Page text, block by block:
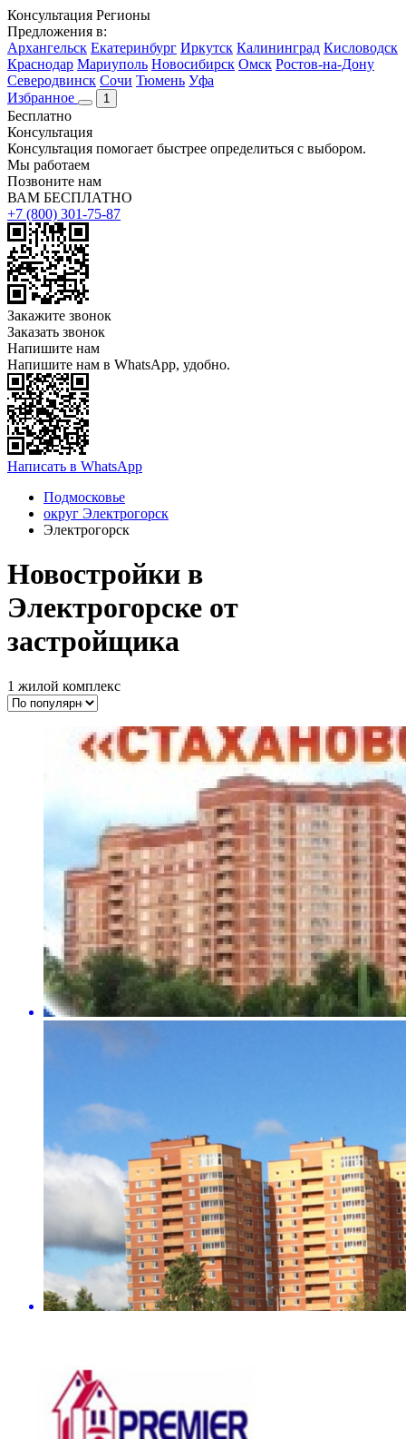
Консультация Регионы
Предложения в:
Архангельск Екатеринбург Иркутск Калининград Кисловодск
Краснодар Мариуполь Новосибирск Омск Ростов-на-Дону
Северодвинск Сочи Тюмень Уфа
Избранное
1
Бесплатно
Консультация
Консультация помогает быстрее определиться с выбором.
Мы работаем
Позвоните нам
ВАМ БЕСПЛАТНО
+7 (800) 301-75-87
Закажите звонок
Заказать звонок
Напишите нам
Напишите нам в WhatsApp, удобно.
Написать в WhatsApp
Подмосковье
округ Электрогорск
Электрогорск
Новостройки в
Электрогорске от
застройщика
1 жилой комплекс